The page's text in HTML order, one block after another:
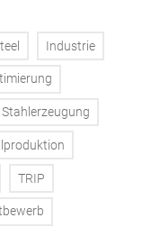
Industrie
Stahlerzeugung
TRIP